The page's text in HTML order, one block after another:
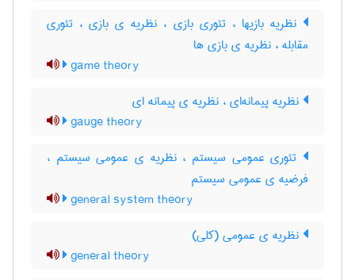
نظریه بازیها ، تئوری بازی ، نظریه ی بازی ، تئوری
مقابله ، نظریه ی بازی ها
game theory
نظریه پیمانه‌ای ، نظریه ی پیمانه ای
gauge theory
تئوری عمومی سیستم ، نظریه ی عمومی سیستم ،
فرضیه ی عمومی سیستم
general system theory
نظریه ی عمومی (کلی)
general theory